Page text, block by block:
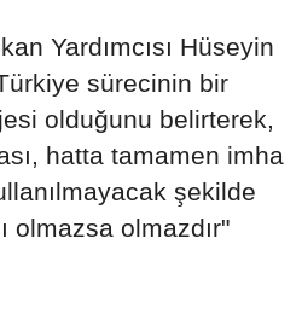
Yardımcısı Hüseyin
sürecinin bir
olduğunu belirterek,
hatta tamamen imha
şekilde
olmazsa olmazdır"